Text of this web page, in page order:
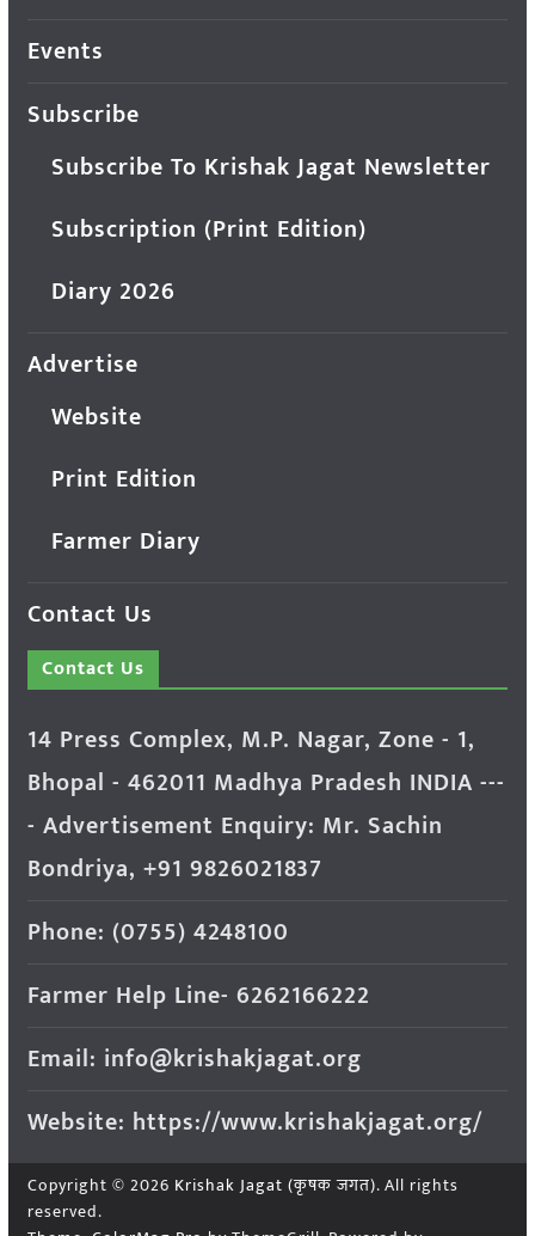
Events
Subscribe
Subscribe To Krishak Jagat Newsletter
Subscription (Print Edition)
Diary 2026
Advertise
Website
Print Edition
Farmer Diary
Contact Us
Contact Us
14 Press Complex, M.P. Nagar, Zone - 1,
Bhopal - 462011 Madhya Pradesh INDIA ---
- Advertisement Enquiry: Mr. Sachin
Bondriya, +91 9826021837
Phone: (0755) 4248100
Farmer Help Line- 6262166222
Email: info@krishakjagat.org
Website: https://www.krishakjagat.org/
Copyright © 2026 Krishak Jagat (कृषक जगत). All rights
reserved.